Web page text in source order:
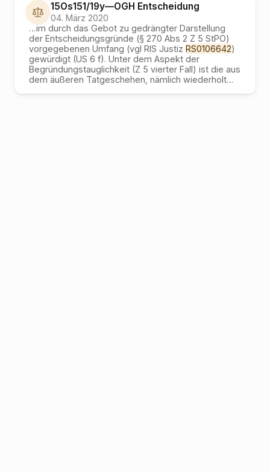
15Os151/19y—OGH Entscheidung
04. März 2020
…im durch das Gebot zu gedrängter Darstellung
der Entscheidungsgründe (§ 270 Abs 2 Z 5 StPO)
vorgegebenen Umfang (vgl RIS Justiz RS0106642)
gewürdigt (US 6 f). Unter dem Aspekt der
Begründungstauglichkeit (Z 5 vierter Fall) ist die aus
dem äußeren Tatgeschehen, nämlich wiederholt…